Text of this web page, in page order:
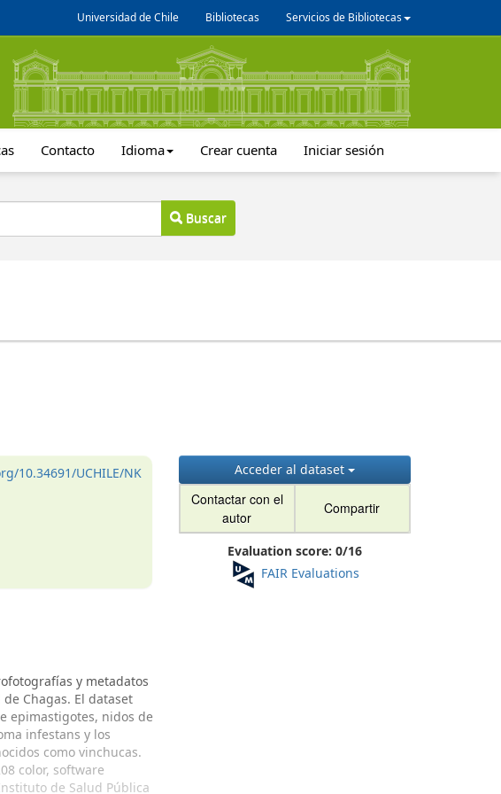
Universidad de Chile Bibliotecas Servicios de Bibliotecas
Contacto Idioma Crear cuenta Iniciar sesión
Buscar
10.34691/UCHILE/NK
Acceder al dataset
Contactar con el
autor
Compartir
Evaluation score: 0/16
FAIR Evaluations
y metadatos
Chagas. El dataset
epimastigotes, nidos de
infestans y los
como vinchucas.
color, software
de Salud Pública